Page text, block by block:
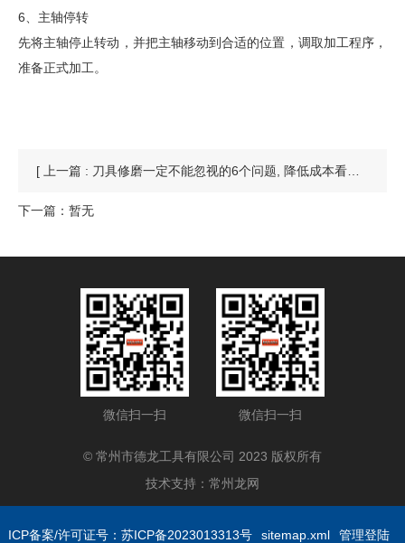
6、主轴停转
先将主轴停止转动，并把主轴移动到合适的位置，调取加工程序，
准备正式加工。
下一篇：暂无
微信扫一扫 微信扫一扫
© 常州市德龙工具有限公司 2023 版权所有
技术支持： 常州龙网
ICP备案/许可证号：苏ICP备2023013313号 sitemap.xml 管理登陆